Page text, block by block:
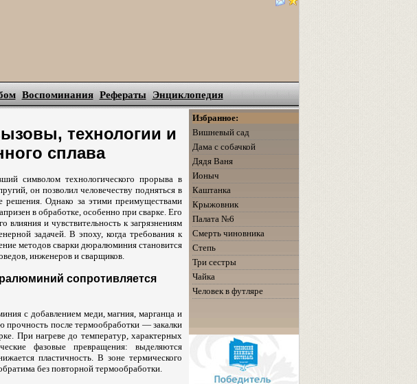
Воспоминания Рефераты Энциклопедия
технологии и
сплава
символом технологического прорыва в
он позволил человечеству подняться в
решения. Однако за этими преимуществами
в обработке, особенно при сварке. Его
влияния и чувствительность к загрязнениям
задачей. В эпоху, когда требования к
методов сварки дюралюминия становится
инженеров и сварщиков.
сопротивляется
с добавлением меди, магния, марганца и
после термообработки — закалки
При нагреве до температур, характерных
фазовые превращения: выделяются
пластичность. В зоне термического
без повторной термообработки.
Избранное:
Вишневый сад
Дама с собачкой
Дядя Ваня
Ионыч
Каштанка
Крыжовник
Палата №6
Смерть чиновника
Степь
Три сестры
Чайка
Человек в футляре